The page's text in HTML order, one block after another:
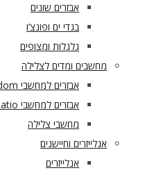
אבזרים שונים
בגדי ים ופונצ’ו
גלגלות ומצופים
מחשבים ומדים לצלילה
אבזרים למחשבי Freedom
אבזרים למחשבי Ratio
מחשבי צלילה
אנלייזרים וחיישנים
אנלייזרים